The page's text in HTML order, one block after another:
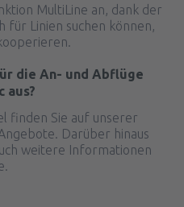
MultiLine an, dank der
für Linien suchen können,
die An- und Abflüge
aus?
finden Sie auf unserer
Darüber hinaus
weitere Informationen